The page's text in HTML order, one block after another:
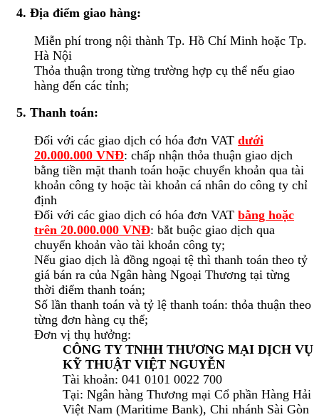
4. Địa điểm giao hàng:
Miễn phí trong nội thành Tp. Hồ Chí Minh hoặc Tp.
Hà Nội
Thỏa thuận trong từng trường hợp cụ thể nếu giao
hàng đến các tỉnh;
5. Thanh toán:
Đối với các giao dịch có hóa đơn VAT dưới
20.000.000 VNĐ: chấp nhận thỏa thuận giao dịch
bằng tiền mặt thanh toán hoặc chuyển khoản qua tài
khoản công ty hoặc tài khoản cá nhân do công ty chỉ
định
Đối với các giao dịch có hóa đơn VAT bằng hoặc
trên 20.000.000 VNĐ: bắt buộc giao dịch qua
chuyển khoản vào tài khoản công ty;
Nếu giao dịch là đồng ngoại tệ thì thanh toán theo tỷ
giá bán ra của Ngân hàng Ngoại Thương tại từng
thời điểm thanh toán;
Số lần thanh toán và tỷ lệ thanh toán: thỏa thuận theo
từng đơn hàng cụ thể;
Đơn vị thụ hưởng:
CÔNG TY TNHH THƯƠNG MẠI DỊCH VỤ
KỸ THUẬT VIỆT NGUYỄN
Tài khoản: 041 0101 0022 700
Tại: Ngân hàng Thương mại Cổ phần Hàng Hải
Việt Nam (Maritime Bank), Chi nhánh Sài Gòn